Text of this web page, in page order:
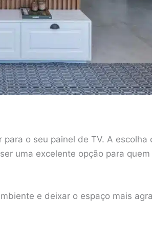
o seu painel de TV. A escolha
uma excelente opção para quem
e deixar o espaço mais